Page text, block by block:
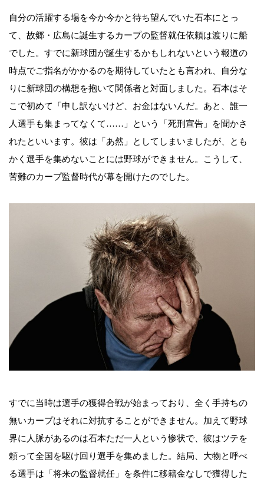
自分の活躍する場を今か今かと待ち望んでいた石本にとっ
て、故郷・広島に誕生するカープの監督就任依頼は渡りに船
でした。すでに新球団が誕生するかもしれないという報道の
時点でご指名がかかるのを期待していたとも言われ、自分な
りに新球団の構想を抱いて関係者と対面しました。石本はそ
こで初めて「申し訳ないけど、お金はないんだ。あと、誰一
人選手も集まってなくて……」という「死刑宣告」を聞かさ
れたといいます。彼は「あ然」としてしまいましたが、とも
かく選手を集めないことには野球ができません。こうして、
苦難のカープ監督時代が幕を開けたのでした。
すでに当時は選手の獲得合戦が始まっており、全く手持ちの
無いカープはそれに対抗することができません。加えて野球
界に人脈があるのは石本ただ一人という惨状で、彼はツテを
頼って全国を駆け回り選手を集めました。結局、大物と呼べ
る選手は「将来の監督就任」を条件に移籍金なしで獲得した